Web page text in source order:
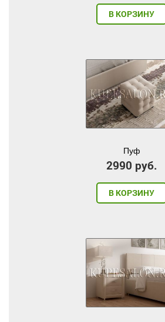
В КОРЗИНУ
Пуф
2990 руб.
В КОРЗИНУ